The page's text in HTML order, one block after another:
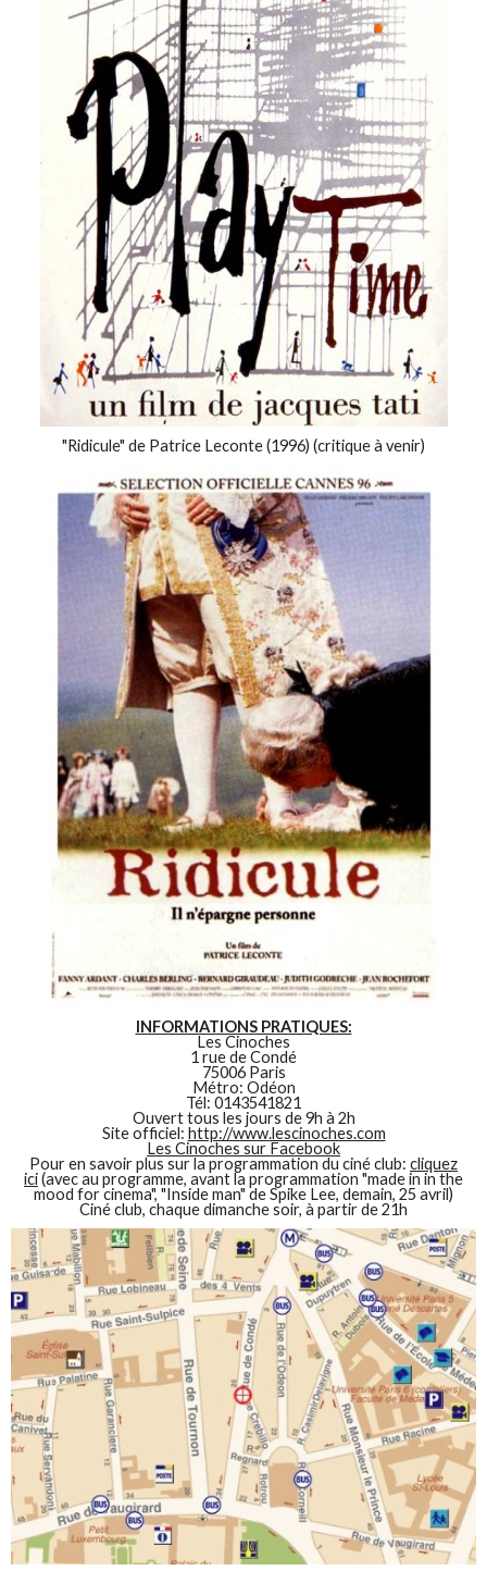
"Ridicule" de Patrice Leconte (1996) (critique à venir)
INFORMATIONS PRATIQUES:
Les Cinoches
1 rue de Condé
75006 Paris
Métro: Odéon
Tél: 0143541821
Ouvert tous les jours de 9h à 2h
Site officiel: http://www.lescinoches.com
Les Cinoches sur Facebook
Pour en savoir plus sur la programmation du ciné club: cliquez
ici(avec au programme, avant la programmation "made in in the
mood for cinema", "Inside man" de Spike Lee, demain, 25 avril)
Ciné club, chaque dimanche soir, à partir de 21h